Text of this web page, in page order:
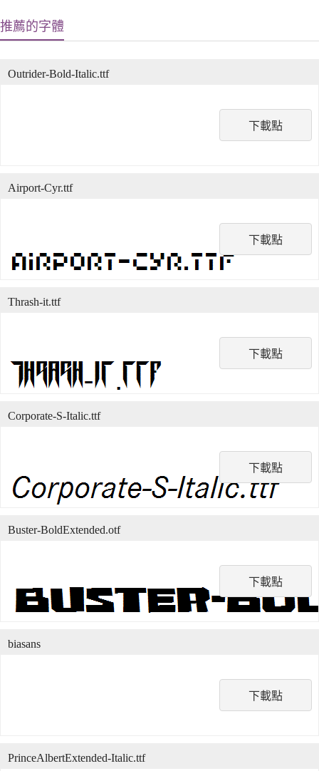
推薦的字體
下載點
Outrider-Bold-Italic.ttf
下載點
Airport-Cyr.ttf
下載點
Thrash-it.ttf
下載點
Corporate-S-Italic.ttf
下載點
Buster-BoldExtended.otf
下載點
biasans
PrinceAlbertExtended-Italic.ttf